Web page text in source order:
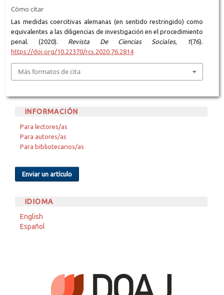
Cómo citar
Las medidas coercitivas alemanas (en sentido restringido) como
equivalentes a las diligencias de investigación en el procedimiento
penal. (2020). Revista De Ciencias Sociales, 1(76).
https://doi.org/10.22370/rcs.2020.76.2814
Más formatos de cita
INFORMACIÓN
Para lectores/as
Para autores/as
Para bibliotecarios/as
Enviar un artículo
IDIOMA
English
Español